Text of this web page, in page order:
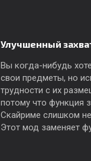
Улучшенный
Вы когда-нибудь
свои предметы, но
трудности с их
потому что функция
Скайриме слишком
Этот мод заменяет